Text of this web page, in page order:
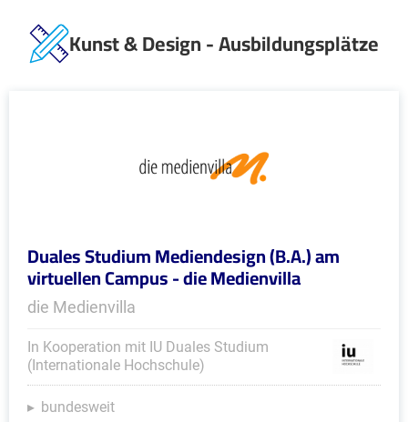
Kunst & Design - Ausbildungsplätze
Duales Studium Mediendesign (B.A.) am
virtuellen Campus - die Medienvilla
die Medienvilla
In Kooperation mit IU Duales Studium
(Internationale Hochschule)
bundesweit